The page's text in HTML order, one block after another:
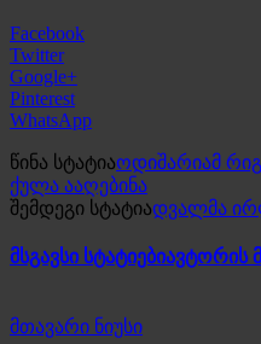
Facebook
Twitter
Google+
Pinterest
WhatsApp
წინა სტატიაოდიშარიამ
ქულა ააღებინა
შემდეგი სტატიადვალმა
მსგავსი სტატიებიავტორის
მთავარი ნიუსი